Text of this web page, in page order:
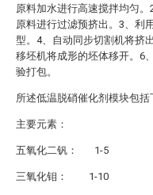
原料加水进行高速搅拌均匀
原料进行过滤预挤出。3、利
型。4、自动同步切割机将挤
移坯机将成形的坯体移开。6
验打包。
所述低温脱硝催化剂模块包括
主要元素：
五氧化二钒： 1-5
三氧化钼： 1-10